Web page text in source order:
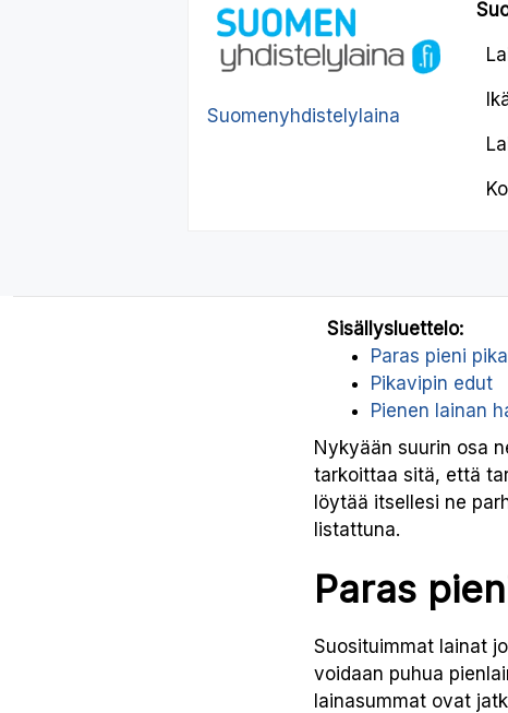
Suomenyhdistelylaina
Sisällysluettelo:
Paras pieni
Pikavipin edut
Pienen lainan
Nykyään suurin osa
tarkoittaa sitä, että
löytää itsellesi ne
listattuna.
Paras
Suosituimmat lainat
voidaan puhua
lainasummat ovat